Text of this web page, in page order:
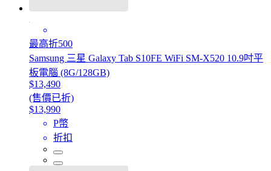
最高折500
Samsung 三星 Galaxy Tab S10FE WiFi SM-X520 10.9吋平
板電腦 (8G/128GB)
$13,490
(售價已折)
$13,990
P幣
折扣